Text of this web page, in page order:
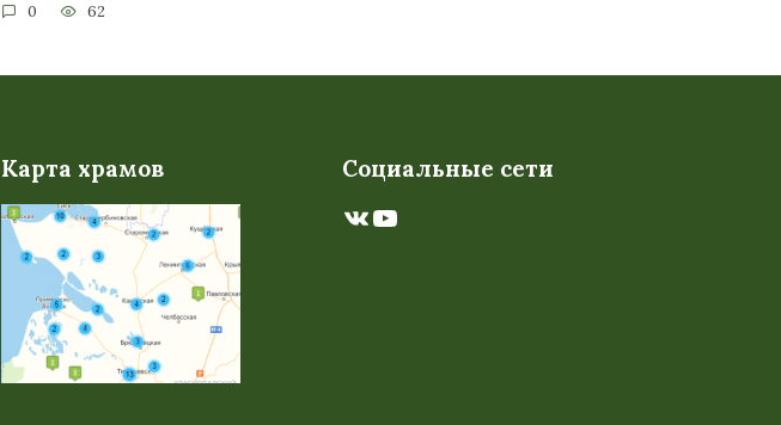
0 62
Карта храмов Социальные сети
ВКонтакте
YouTube